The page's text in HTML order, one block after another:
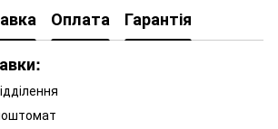
Оплата
Гарантія